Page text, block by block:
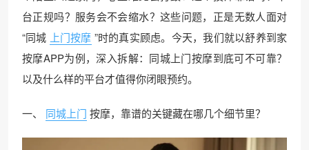
台正规吗？服务会不会缩水？这些问题，正是无数人面对
“同城 上门按摩 ”时的真实顾虑。今天，我们就以舒养到家
按摩APP为例，深入拆解：同城上门按摩到底可不可靠？
以及什么样的平台才值得你闭眼预约。
一、 同城上门 按摩，靠谱的关键藏在哪几个细节里？